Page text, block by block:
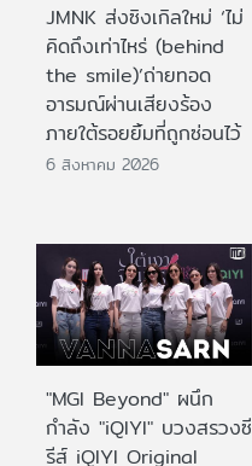
JMNK ส่งซิงเกิลใหม่ ‘ไม่
คิดถึงเท่าไหร่ (behind
the smile)’ถ่ายทอด
อารมณ์ผ่านเสียงร้อง
ภายใต้รอยยิ้มที่ถูกซ่อนไว้
6 สิงหาคม 2026
"MGI Beyond" ผนึก
กำลัง "iQIYI" บวงสรวงซี
รีส์ iQIYI Original